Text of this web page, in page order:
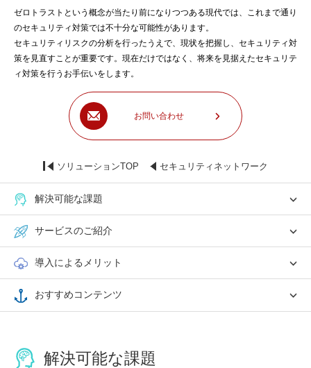
ゼロトラストという概念が当たり前になりつつある現代では、これまで通り
のセキュリティ対策では不十分な可能性があります。
セキュリティリスクの分析を行ったうえで、現状を把握し、セキュリティ対
策を見直すことが重要です。現在だけではなく、将来を見据えたセキュリテ
ィ対策を行うお手伝いをします。
お問い合わせ
ソリューションTOP セキュリティネットワーク
解決可能な課題
サービスのご紹介
導入によるメリット
おすすめコンテンツ
解決可能な課題